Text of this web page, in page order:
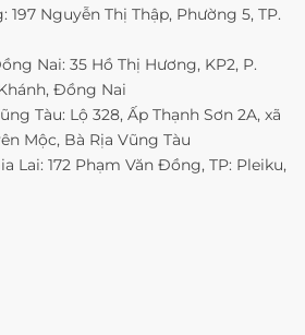
Nguyễn Thị Thập, Phường 5, TP.
Nai: 35 Hồ Thị Hương, KP2, P.
Đồng Nai
Tàu: Lộ 328, Ấp Thạnh Sơn 2A, xã
Mộc, Bà Rịa Vũng Tàu
Lai: 172 Phạm Văn Đồng, TP: Pleiku,